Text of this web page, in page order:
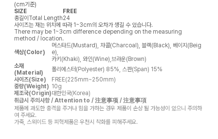
(cm기준)
SIZE
FREE
총길이Total Length24
사이즈는 재는 위치에 따라 1~3cm의 오차가 생길 수 있습니다.
There may be 1~3cm difference depending on the measuring
method / location.
색상(Color)
머스타드(Mustard), 챠콜(Charcoal), 블랙(Black), 베이지(Beig
e),
카키(Khaki), 와인(Wine),브라운(Brown)
소재
(Material)
폴리에스터(Polyester) 85%, 스판(Span) 15%
사이즈(Size)
FREE(225mm~250mm)
중량(Weight) 10g
제조국(Origin)대한민국(Korea)
취급시 주의사항 / Attention to / 注意事项 / 注意事項
제품에 과도한 충격을 주거나 힘을 가하는 경우 제품이 손상 될 가능성이 있으니 주의하
여 주세요.
가죽, 스웨이드 등 피혁제품은 우천시 착화를 피해주세요.